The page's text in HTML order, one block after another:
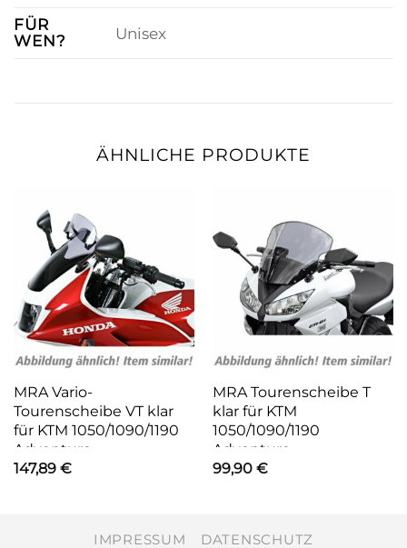
FÜR
WEN?
Unisex
ÄHNLICHE PRODUKTE
MRA Vario-
Tourenscheibe VT klar
für KTM 1050/1090/1190
Adventure
147,89 €
MRA Tourenscheibe T
klar für KTM
1050/1090/1190
Adventure
99,90 €
IMPRESSUM DATENSCHUTZ